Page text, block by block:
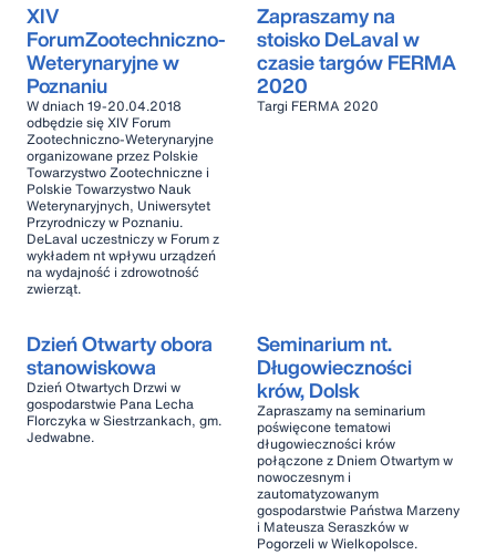
XIV
ForumZootechniczno-
Weterynaryjne w
Poznaniu
W dniach 19-20.04.2018
odbędzie się XIV Forum
Zootechniczno-Weterynaryjne
organizowane przez Polskie
Towarzystwo Zootechniczne i
Polskie Towarzystwo Nauk
Weterynaryjnych, Uniwersytet
Przyrodniczy w Poznaniu.
DeLaval uczestniczy w Forum z
wykładem nt wpływu urządzeń
na wydajność i zdrowotność
zwierząt.
Zapraszamy na
stoisko DeLaval w
czasie targów FERMA
2020
Targi FERMA 2020
Dzień Otwarty obora
stanowiskowa
Dzień Otwartych Drzwi w
gospodarstwie Pana Lecha
Florczyka w Siestrzankach, gm.
Jedwabne.
Seminarium nt.
Długowieczności
krów, Dolsk
Zapraszamy na seminarium
poświęcone tematowi
długowieczności krów
połączone z Dniem Otwartym w
nowoczesnym i
zautomatyzowanym
gospodarstwie Państwa Marzeny
i Mateusza Seraszków w
Pogorzeli w Wielkopolsce.